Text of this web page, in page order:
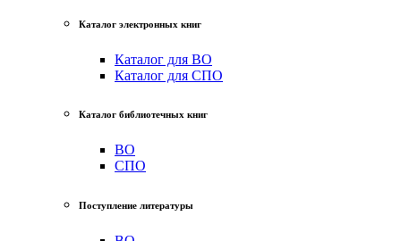
Каталог электронных книг
Каталог для ВО
Каталог для СПО
Каталог библиотечных книг
ВО
СПО
Поступление литературы